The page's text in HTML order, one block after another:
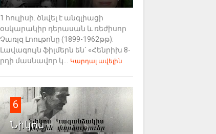
1 հուլիսի. ծնվել է անգլիացի
օսկարակիր դերասան և ռեժիսոր
Չառլզ Լոութոնը (1899-1962թթ):
Լավագույն ֆիլմերն են` «Հենրիխ 8-
րդի մասնավոր կ...
Կարդալ ավելին
6
Նիկոս